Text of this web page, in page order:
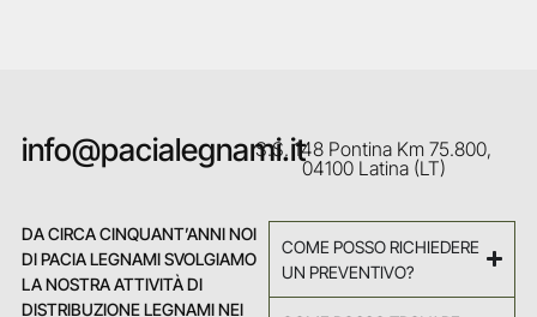
info@pacialegnami.itS.S. 148 Pontina Km 75.800,
04100 Latina (LT)
DA CIRCA CINQUANT’ANNI NOI
DI PACIA LEGNAMI SVOLGIAMO
LA NOSTRA ATTIVITÀ DI
DISTRIBUZIONE LEGNAMI NEI
COME POSSO RICHIEDERE
UN PREVENTIVO?